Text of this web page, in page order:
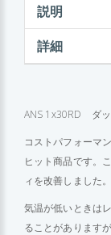
説明
詳細
ANS 1x30RD ダ
コストパフォーマ
ヒット商品です。
ィを改善しました。
気温が低いときは
ることがあります